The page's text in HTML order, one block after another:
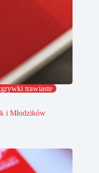
trawiaste
i Młodzików